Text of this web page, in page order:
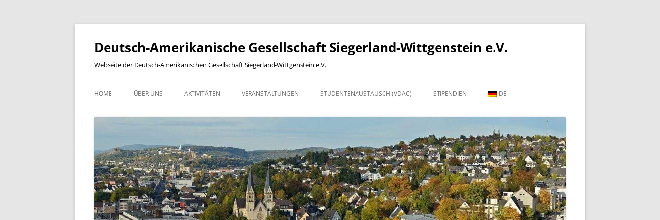
Zum
Deutsch-Amerikanische Gesellschaft Siegerland-Wittgenstein e.V.
Webseite der Deutsch-Amerikanischen Gesellschaft Siegerland-Wittgenstein e.V.
HOME ÜBER UNS
2013
2014
2015
2016
BILDERGALERIE
KOOPERATIONSPARTNER
PARTNERSCHAFTEN
MITGLIEDSCHAFT ONLINE-BEITRITTSERKLÄRUNG
AKTIVITÄTEN VERANSTALTUNGEN STUDENTENAUSTAUSCH (VDAC) STIPENDIEN DE